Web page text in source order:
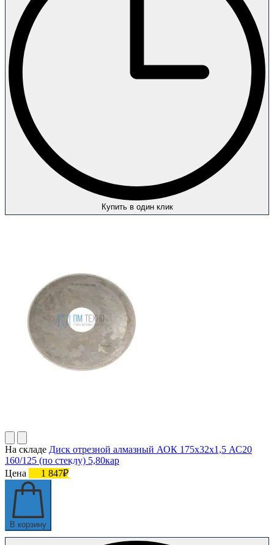
Купить в один клик
На складе Диск отрезной алмазный АОК 175х32х1,5 АС20
160/125 (по стеклу) 5,80кар
Цена
1 847₽
В корзину